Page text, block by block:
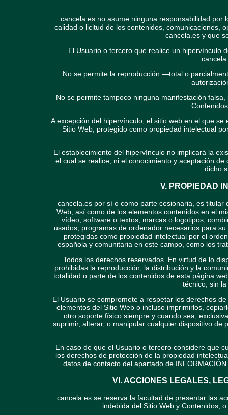
cancela.es no asume ninguna responsabilidad
calidad o licitud de los contenidos, comunicaciones,
cancela.es y que
El Usuario o tercero que realice un hipervínculo
No se permite la reproducción —total o
No se permite tampoco ninguna manifestación
A excepción del hipervínculo, el sitio web en el que
Sitio Web, protegido como propiedad intelectual
El establecimiento del hipervínculo no implicará la
el cual se realice, ni el conocimiento y aceptación
dicho
V. PROPIEDAD
cancela.es por sí o como parte cesionaria, es
Web, así como de los elementos contenidos en el
vídeo, software o textos, marcas o logotipos,
usados, programas de ordenador necesarios para
protegidas como propiedad intelectual por el
española y comunitaria en este campo, como los
Todos los derechos reservados. En virtud de lo
prohibidas la reproducción, la distribución y la
totalidad o parte de los contenidos de esta página
técnico, sin
El Usuario se compromete a respetar los derechos
elementos del Sitio Web o incluso imprimirlos,
otro soporte físico siempre y cuando sea,
suprimir, alterar, o manipular cualquier dispositivo
En caso de que el Usuario o tercero considere que
los derechos de protección de la propiedad
datos de contacto del apartado de
VI. ACCIONES LEGALES,
cancela.es se reserva la facultad de presentar las
indebida del Sitio Web y Contenidos,